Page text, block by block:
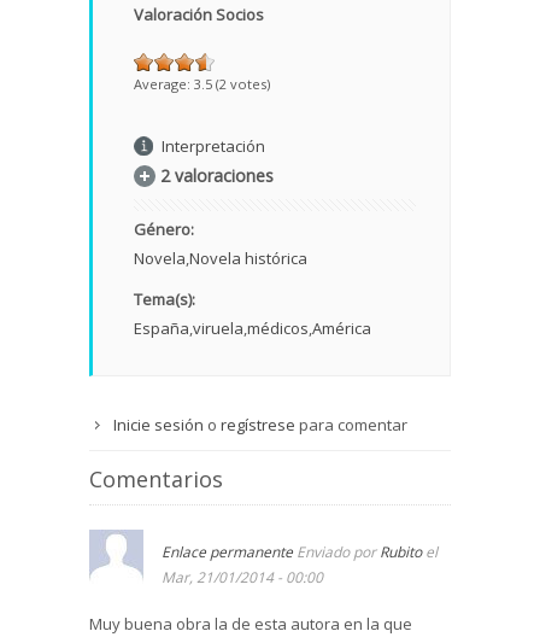
Valoración Socios
Average: 3.5 (2 votes)
Interpretación
2 valoraciones
Género:
Novela Novela histórica
Tema(s):
España viruela médicos América
Inicie sesión o regístrese para comentar
Comentarios
Enlace permanente Enviado porRubitoel
Mar, 21/01/2014 - 00:00
Muy buena obra la de esta autora en la que